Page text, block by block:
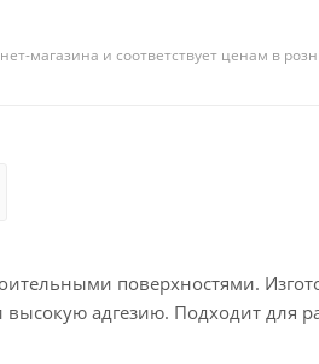
магазина и соответствует ценам в
поверхностями.
адгезию. Подходит для